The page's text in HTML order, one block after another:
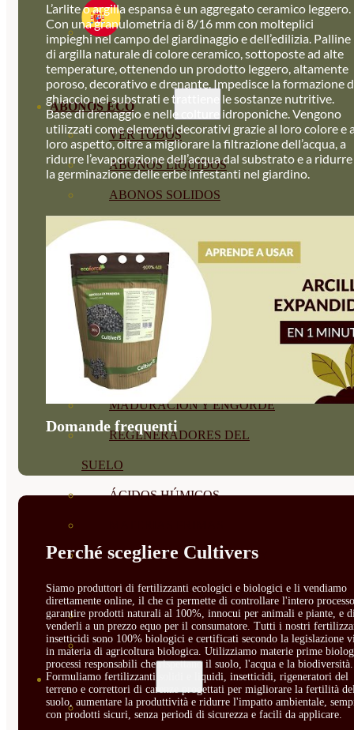
ABONOS ECO
VER TODOS
ABONOS LÍQUIDOS
ABONOS SOLIDOS
BIOESTIMULANTES
SUSTRATOS Y
DECORATIVAS
CORRECTORES DE
CARENCIAS
ENRAIZANTES
MADURACIÓN Y ENGORDE
REGENERADORES DEL
SUELO
ÁCIDOS HÚMICOS
PROTECCIÓN CULTIVOS Y
PLANTAS
PLANTAS INTERIOR
GROWPUNCH
SEMILLAS
VER TODAS
L’arlite o argilla espansa è un aggregato ceramico leggero.
Con una granulometria di 8/16 mm con molteplici
impieghi nel campo del giardinaggio e dell’edilizia. Palline
di argilla naturale di colore ceramico, sottoposte ad alte
temperature, ottenendo un prodotto leggero, altamente
poroso, decorativo e drenante. Impedisce la formazione
ghiaccio nei substrati e trattiene le sostanze nutritive.
Base di drenaggio e nelle colture idroponiche. Vengono
utilizzati come elementi decorativi grazie al loro colore e
loro aspetto, oltre a migliorare la filtrazione dell’acqua, a
ridurre l’evaporazione dell’acqua dal substrato e a ridurre
la germinazione delle erbe infestanti nel giardino.
Domande frequenti
Perché scegliere Cultivers
Siamo produttori di fertilizzanti ecologici e biologici e li vendiamo
direttamente online, il che ci permette di controllare l'intero
garantire prodotti naturali al 100%, innocui per animali e piante, e
venderli a un prezzo equo per il consumatore. Tutti i nostri
insetticidi sono 100% biologici e certificati secondo la legislazione
in materia di agricoltura biologica. Utilizziamo materie prime
processi responsabili che rispettano il suolo, l'acqua e la biodiversità.
Formuliamo fertilizzanti solidi e liquidi, insetticidi, rigeneratori del
terreno e correttori di carenze progettati per migliorare la fertilità
suolo, aumentare la produttività e ridurre l'impatto ambientale,
con prodotti sicuri, senza periodi di sicurezza e facili da applicare.